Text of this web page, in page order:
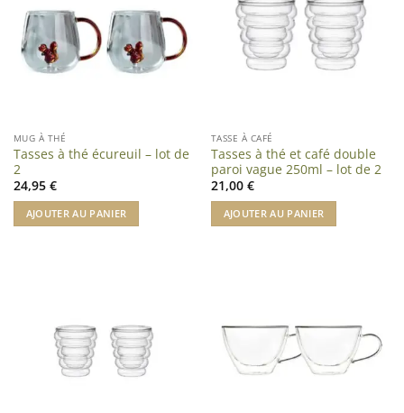
MUG À THÉ
Tasses à thé écureuil – lot de
2
24,95 €
AJOUTER AU PANIER
TASSE À CAFÉ
Tasses à thé et café double
paroi vague 250ml – lot de 2
21,00 €
AJOUTER AU PANIER